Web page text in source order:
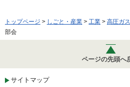
トップページ > しごと・産業 > 工業 > 高圧ガス
部会
ページの先頭へ
サイトマップ